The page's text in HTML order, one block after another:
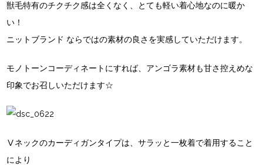
獣毛特有のチクチク感は全くなく、とても軽い着心地なのに暖か
い！
ニットブランド ならではの素材の良さを実感していただけます。
モノトーンコーディネートにすれば、アンゴラ素材も甘さ控えめな
印象でお召しいただけます☆
Ⅴネックのカーディガンタイプは、サラッと一枚着で着用すること
により